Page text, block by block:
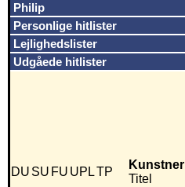
Philip
Personlige hitlister
Lejlighedslister
Udgåede hitlister
DU SU FU UPLTP
Kunstner
Titel